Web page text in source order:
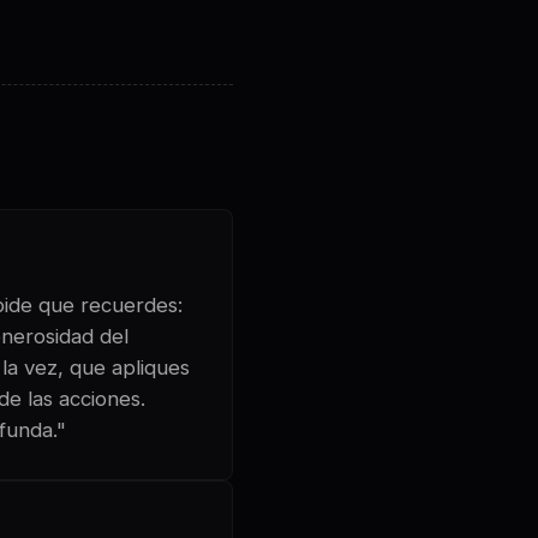
que recuerdes:
del
vez, que apliques
las acciones.